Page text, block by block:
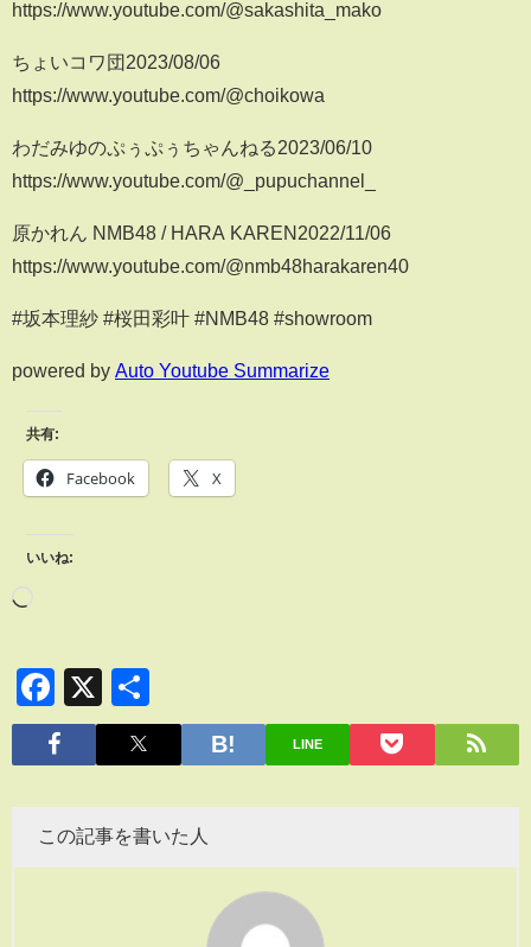
https://www.youtube.com/@sakashita_mako
ちょいコワ団2023/08/06
https://www.youtube.com/@choikowa
わだみゆのぷぅぷぅちゃんねる2023/06/10
https://www.youtube.com/@_pupuchannel_
原かれん NMB48 / HARA KAREN2022/11/06
https://www.youtube.com/@nmb48harakaren40
#坂本理紗 #桜田彩叶 #NMB48 #showroom
powered by Auto Youtube Summarize
共有:
Facebook X
いいね:
Facebook
X
有
LINE
この記事を書いた人